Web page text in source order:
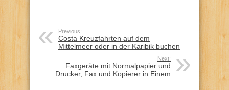
Previous:
Costa Kreuzfahrten auf dem
Mittelmeer oder in der Karibik buchen
Next:
Faxgeräte mit Normalpapier und
Drucker, Fax und Kopierer in Einem